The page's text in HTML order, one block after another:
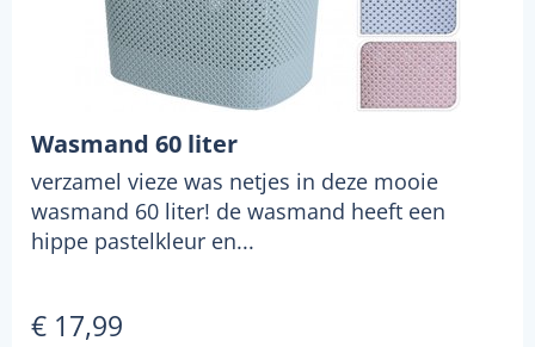
Wasmand 60 liter
verzamel vieze was netjes in deze mooie
wasmand 60 liter! de wasmand heeft een
hippe pastelkleur en...
€ 17,99